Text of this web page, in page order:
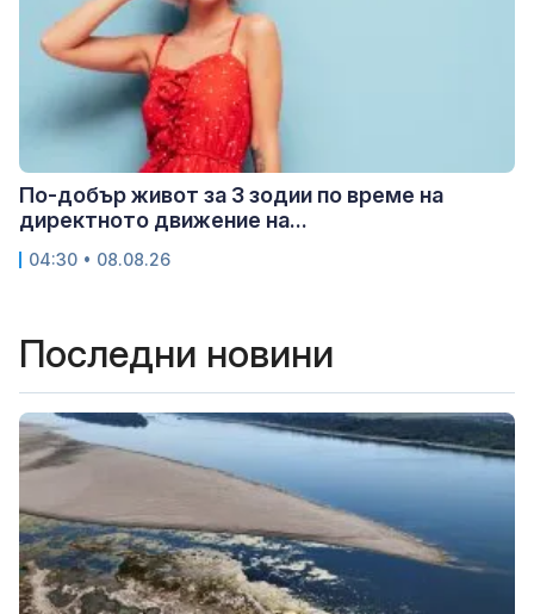
По-добър живот за 3 зодии по време на
директното движение на...
04:30 • 08.08.26
Последни новини